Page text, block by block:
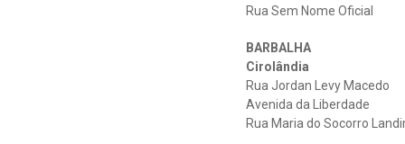
Rua Sem Nome Oficial
BARBALHA
Cirolândia
Rua Jordan Levy Macedo
Avenida da Liberdade
Rua Maria do Socorro